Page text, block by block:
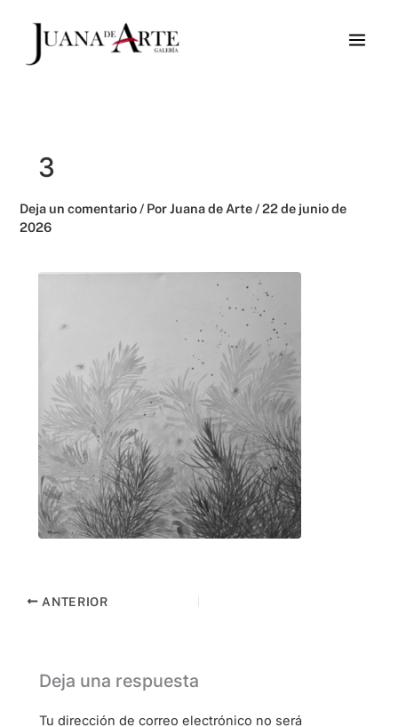
3
Deja un comentario / PorJuana de Arte/22 de junio de
2026
ANTERIOR
Deja una respuesta
Tu dirección de correo electrónico no será